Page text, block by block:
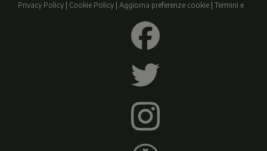
Privacy Policy
Cookie Policy Aggiorna preferenze cookie Termini e